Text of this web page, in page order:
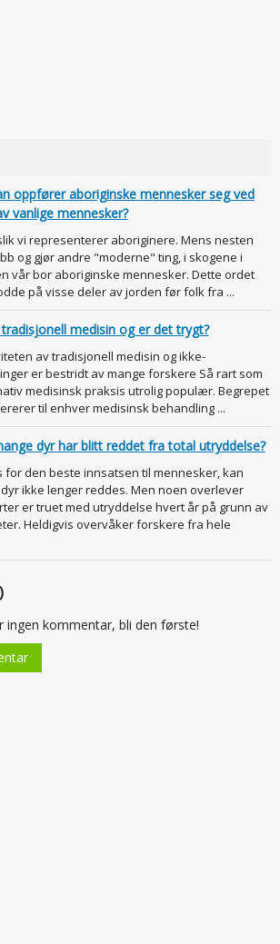
oppfører aboriginske mennesker seg ved
vanlige mennesker?
vi representerer aboriginere. Mens nesten
og gjør andre "moderne" ting, i skogene i
vår bor aboriginske mennesker. Dette ordet
på visse deler av jorden før folk fra ...
medisin og er det trygt?
av tradisjonell medisin og ikke-
er bestridt av mange forskere Så rart som
medisinsk praksis utrolig populær. Begrepet
til enhver medisinsk behandling ...
dyr har blitt reddet fra total utryddelse?
for den beste innsatsen til mennesker, kan
ikke lenger reddes. Men noen overlever
er truet med utryddelse hvert år på grunn av
Heldigvis overvåker forskere fra hele
ingen kommentar, bli den første!